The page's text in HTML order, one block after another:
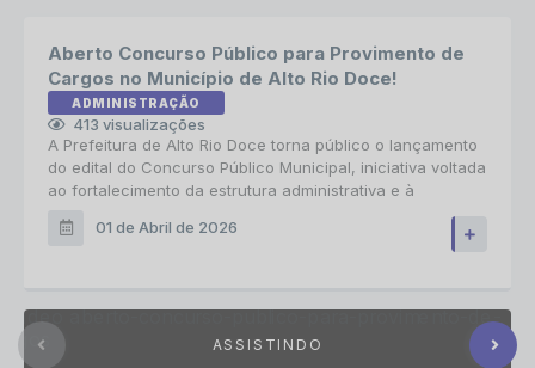
ADMINISTRAÇÃO
01 de Abril de 2026
Aberto Concurso Público para Provimento de
Cargos no Município de Alto Rio Doce!
413 visualizações
A Prefeitura de Alto Rio Doce torna público o lançamento
do edital do Concurso Público Municipal, iniciativa voltada
ao fortalecimento da estrutura administrativa e à
ampliação do quadro de servidores efetivos. O certame
tem como objetivo garantir oportunidades de ingresso no
serviço público, observando os princípios da legalidade,